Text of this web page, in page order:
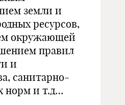
земли и
ресурсов,
окружающей
правил
и
санитарно-
норм и т.д…